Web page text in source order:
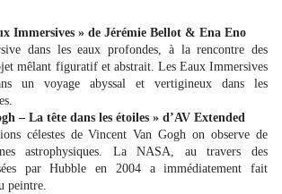
Immersives » de Jérémie Bellot & Ena Eno
dans les eaux profondes, à la rencontre des
mêlant figuratif et abstrait. Les Eaux Immersives
un voyage abyssal et vertigineux dans les
– La tête dans les étoiles » d’AV Extended
célestes de Vincent Van Gogh on observe de
astrophysiques. La NASA, au travers des
par Hubble en 2004 a immédiatement fait
peintre.